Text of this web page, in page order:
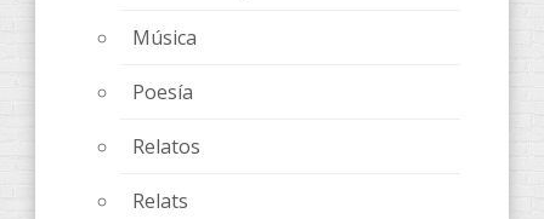
Música
Poesía
Relatos
Relats